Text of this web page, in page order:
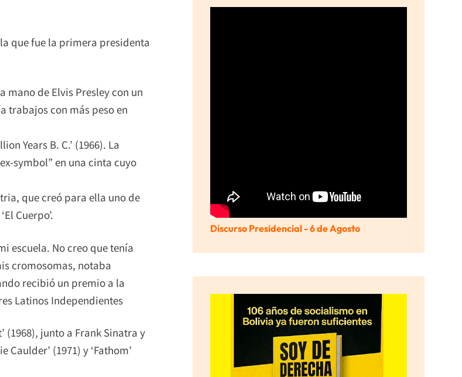
que fue la primera presidenta
de Elvis Presley con un
trabajos con más peso en
Years B. C.’ (1966). La
symbol” en una cinta cuyo
que creó para ella uno de
Cuerpo’.
escuela. No creo que tenía
cromosomas, notaba
recibió un premio a la
Latinos Independientes
(1968), junto a Frank Sinatra y
(1971) y ‘Fathom’
Discurso Presidencial - 6 de Agosto